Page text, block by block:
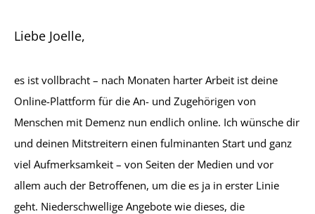
Liebe Joelle,
es ist vollbracht – nach Monaten harter Arbeit ist deine
Online-Plattform für die An- und Zugehörigen von
Menschen mit Demenz nun endlich online. Ich wünsche dir
und deinen Mitstreitern einen fulminanten Start und ganz
viel Aufmerksamkeit – von Seiten der Medien und vor
allem auch der Betroffenen, um die es ja in erster Linie
geht. Niederschwellige Angebote wie dieses, die